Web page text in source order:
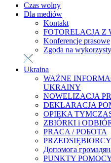
Czas wolny
Dla mediów
Kontakt
FOTORELACJA Z
Konferencje prasowe
Zgoda na
Ukraina
WAŻNE
UKRAINY
NOWELIZACJA
DEKLARACJA
OPIEKA
ZBIÓRKI i
PRACA / РОБОТА
Допомога
PUNKTY